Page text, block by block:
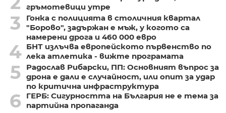
гръмотевици утре
3
Гонка с полицията в столичния квартал
"Борово", задържан е мъж, у когото са
намерени дрога и 460 000 евро
4 БНТ излъчва европейското първенство по
лека атлетика - вижте програмата
5
Радослав Рибарски, ПП: Основният въпрос за
дрона е дали е случайност, или опит за удар
по критична инфраструктура
6
ГЕРБ: Сигурността на България не е тема за
партийна пропаганда